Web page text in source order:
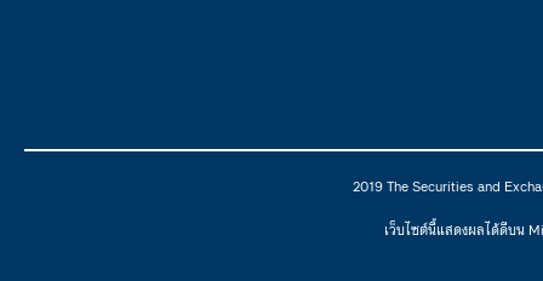
2019 The Securities and
เว็บไซต์นี้แสดงผลได้ดีบน